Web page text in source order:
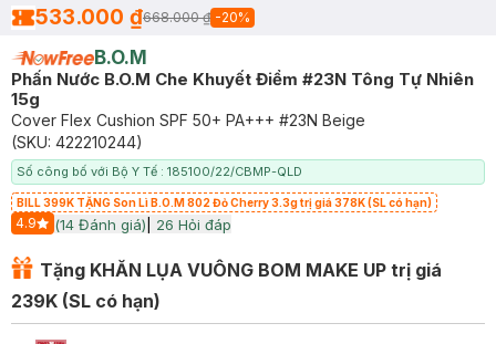
533.000 ₫668.000 ₫ -20%
B.O.M
Phấn Nước B.O.M Che Khuyết Điểm #23N Tông Tự Nhiên
15g
Cover Flex Cushion SPF 50+ PA+++ #23N Beige
(SKU: 422210244)
Số công bố với Bộ Y Tế : 185100/22/CBMP-QLD
BILL 399K TẶNG Son Lì B.O.M 802 Đỏ Cherry 3.3g trị giá 378K (SL có hạn)
4.9
Start Icon
(14 Đánh giá) 26 Hỏi đáp
Tặng KHĂN LỤA VUÔNG BOM MAKE UP trị giá
239K (SL có hạn)